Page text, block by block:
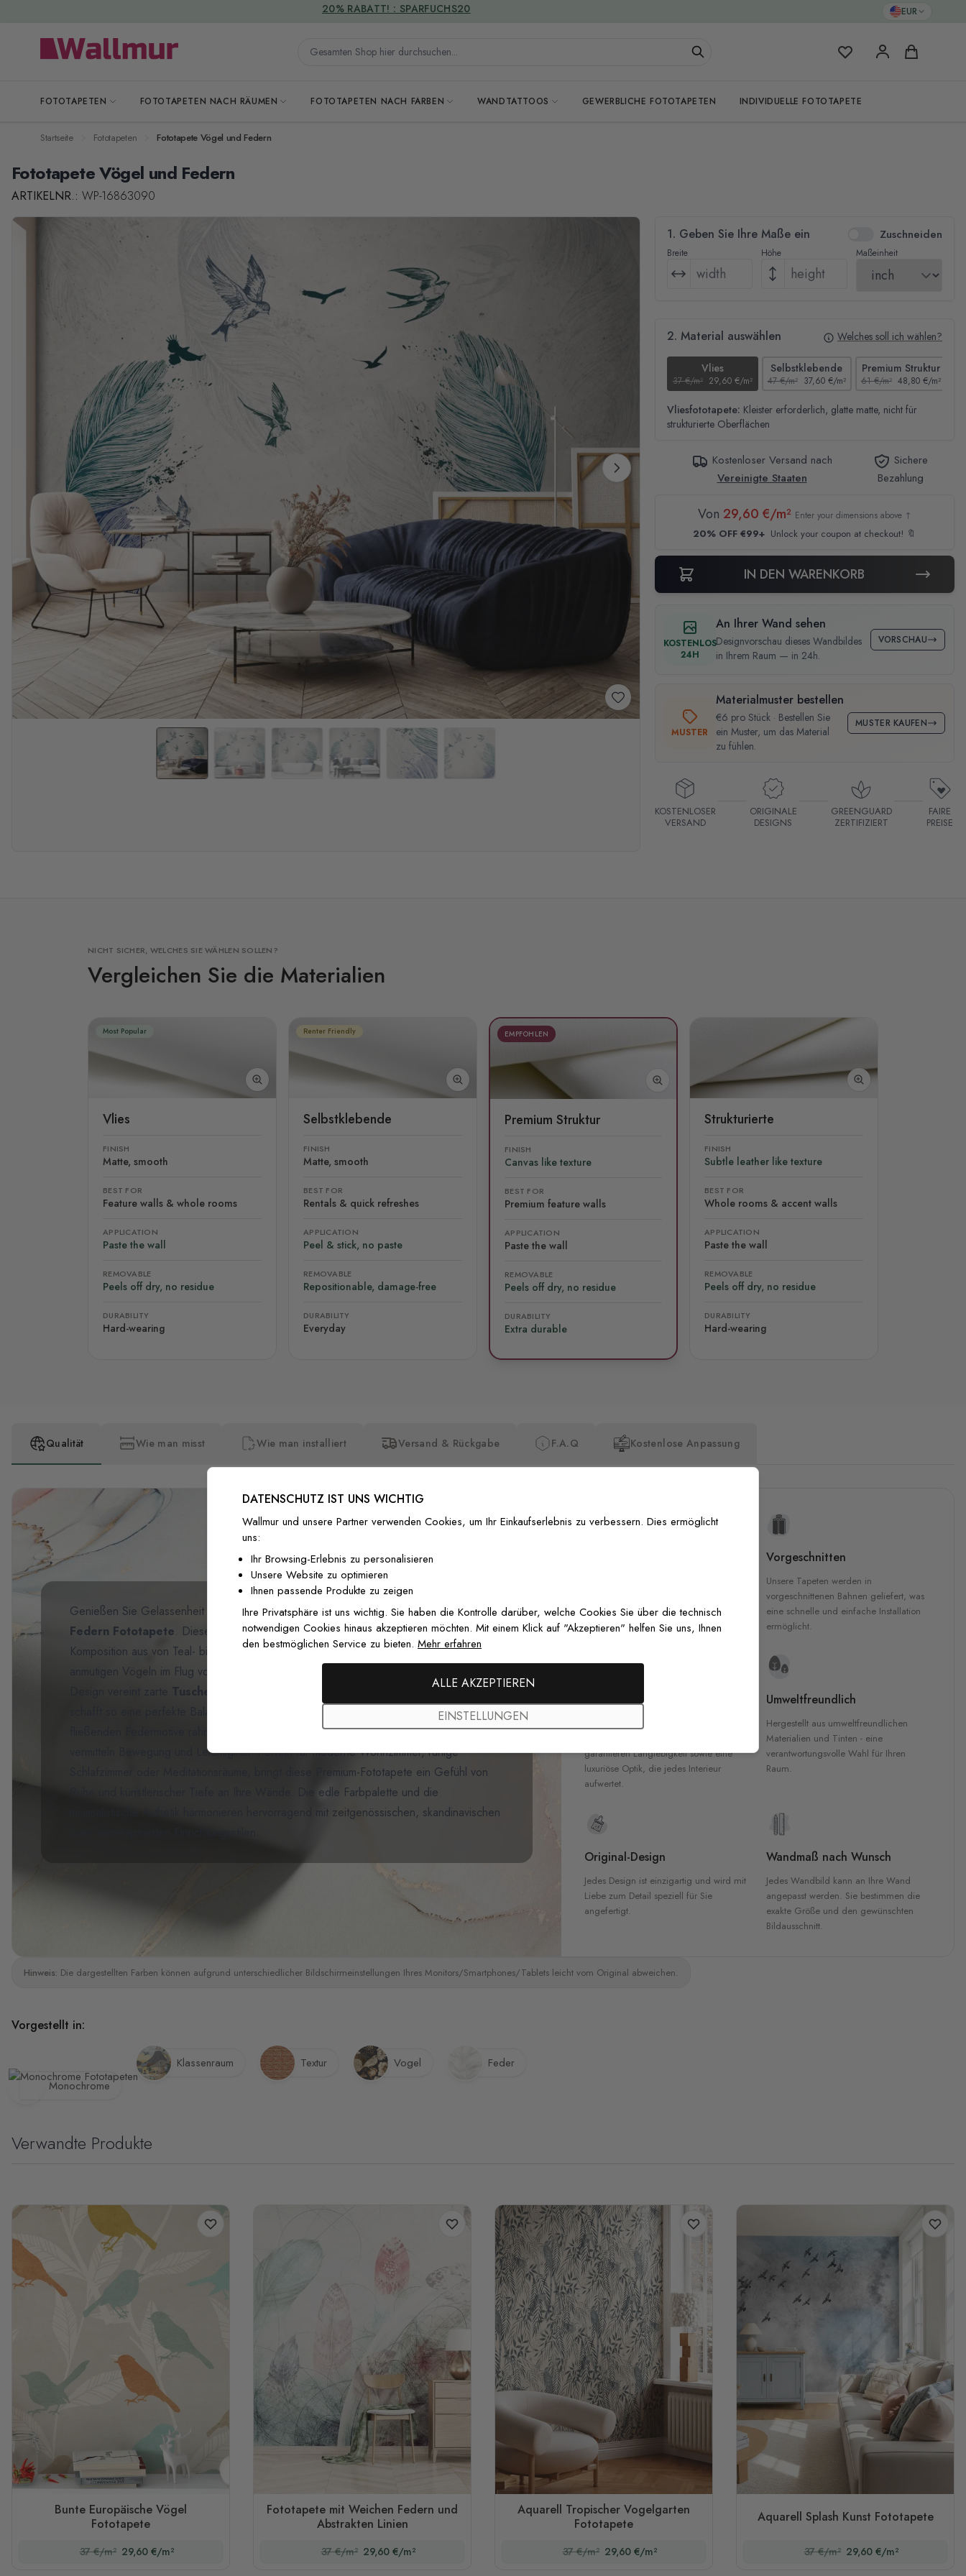
EUR
Gesamten Shop hier durchsuchen... Meine FavoritenWarenkorb
FOTOTAPETEN FOTOTAPETEN NACH RÄUMEN FOTOTAPETEN NACH FARBEN WANDTATTOOS GEWERBLICHE FOTOTAPETEN INDIVIDUELLE FOTOTAPETE
VERSANDKOSTENFREI
Startseite Fototapeten Fototapete Vögel und Federn
Fototapete Vögel und Federn
ARTIKELNR.: WP-16863090
1. Geben Sie Ihre Maße ein Zuschneiden
Breite Höhe Maßeinheit
2. Material auswählen Welches soll ich wählen?
Vlies
37 €/m² 29,60 €/m²
Selbstklebende
47 €/m² 37,60 €/m²
Premium Struktur
61 €/m² 48,80 €/m²
Vliesfototapete: Kleister erforderlich, glatte matte, nicht für
strukturierte Oberflächen
Kostenloser Versand nach
Vereinigte Staaten
Sichere
Bezahlung
Von 29,60 €/m² Enter your dimensions above ↑
20% OFF €99+ Unlock your coupon at checkout! 🔖
IN DEN WARENKORB
KOSTENLOS
24H
An Ihrer Wand sehen
Designvorschau dieses Wandbildes
in Ihrem Raum — in 24h.
VORSCHAU
MUSTER
Materialmuster bestellen
€6 pro Stück · Bestellen Sie
ein Muster, um das Material
zu fühlen.
MUSTER KAUFEN
KOSTENLOSER
VERSAND
ORIGINALE
DESIGNS
GREENGUARD
ZERTIFIZIERT
FAIRE
PREISE
NICHT SICHER, WELCHES SIE WÄHLEN SOLLEN?
Vergleichen Sie die Materialien
Most Popular
Vlies
FINISH
Matte, smooth
BEST FOR
Feature walls & whole rooms
APPLICATION
Paste the wall
REMOVABLE
Peels off dry, no residue
DURABILITY
Hard-wearing
Renter Friendly
Selbstklebende
FINISH
Matte, smooth
BEST FOR
Rentals & quick refreshes
APPLICATION
Peel & stick, no paste
REMOVABLE
Repositionable, damage-free
DURABILITY
Everyday
EMPFOHLEN
Premium Struktur
FINISH
Canvas like texture
BEST FOR
Premium feature walls
APPLICATION
Paste the wall
REMOVABLE
Peels off dry, no residue
DURABILITY
Extra durable
Strukturierte
FINISH
Subtle leather like texture
BEST FOR
Whole rooms & accent walls
APPLICATION
Paste the wall
REMOVABLE
Peels off dry, no residue
DURABILITY
Hard-wearing
Qualität Wie man misst Wie man installiert Versand & Rückgabe F.A.Q Kostenlose Anpassung
Genießen Sie Gelassenheit und künstlerische Raffinesse mit unserer Vögel und
Federn Fototapete. Dieses beeindruckende Wandbild zeigt eine elegante
Komposition aus von Teal- bis Marineblau verlaufenden Federn, kunstvoll kombiniert mit
anmutigen Vögeln im Flug vor einem strukturierten, hellen Hintergrund. Das ätherische
Design vereint zarte Tuschestil-Illustrationen
mit modernen Sprenkeleffekten und
schafft so eine perfekte Balance zwischen Struktur und künstlerischer Freiheit. Die
fließenden Federmotive rahmen den zentralen Raum, in dem Vögel schweben, und
vermitteln Bewegung und Leichtigkeit. Perfekt für moderne Wohnzimmer, ruhige
Schlafzimmer oder Meditationsräume, bringt diese Premium-Fototapete ein Gefühl von
Ruhe und künstlerischer Tiefe an Ihre Wände. Die edle Farbpalette und die
minimalistische Ästhetik harmonieren hervorragend mit zeitgenössischen, skandinavischen
zertifizierten Tinten für garantierte
Sicherheit in Innenräumen.
Vorgeschnitten
Unsere Tapeten werden in
vorgeschnittenen Bahnen geliefert, was
eine schnelle und einfache Installation
ermöglicht.
Hochwertige Materialien
garantieren Langlebigkeit sowie eine
luxuriöse Optik, die jedes Interieur
aufwertet.
Umweltfreundlich
Hergestellt aus umweltfreundlichen
Materialien und Tinten - eine
verantwortungsvolle Wahl für Ihren
Raum.
Original-Design
Jedes Design ist einzigartig und wird mit
Liebe zum Detail speziell für Sie
angefertigt.
Wandmaß nach Wunsch
Jedes Wandbild kann an Ihre Wand
angepasst werden. Sie bestimmen die
exakte Größe und den gewünschten
Bildausschnitt.
Hinweis: Die dargestellten Farben können aufgrund unterschiedlicher Bildschirmeinstellungen Ihres Monitors/Smartphones/Tablets leicht vom Original abweichen.
Vorgestellt in:
Monochrome
Klassenraum Textur Vogel Feder
Verwandte Produkte
Bunte Europäische Vögel
Fototapete
37 €/m² 29,60 €/m²
Fototapete mit Weichen Federn und
Abstrakten Linien
37 €/m² 29,60 €/m²
Aquarell Tropischer Vogelgarten
Fototapete
37 €/m² 29,60 €/m²
Aquarell Splash Kunst Fototapete
37 €/m² 29,60 €/m²
DATENSCHUTZ IST UNS WICHTIG
Wallmur und unsere Partner verwenden Cookies, um Ihr Einkaufserlebnis zu verbessern. Dies ermöglicht
uns:
Ihr Browsing-Erlebnis zu personalisieren
Unsere Website zu optimieren
Ihnen passende Produkte zu zeigen
Ihre Privatsphäre ist uns wichtig. Sie haben die Kontrolle darüber, welche Cookies Sie über die technisch
notwendigen Cookies hinaus akzeptieren möchten. Mit einem Klick auf "Akzeptieren" helfen Sie uns, Ihnen
den bestmöglichen Service zu bieten. Mehr erfahren
ALLE AKZEPTIEREN
EINSTELLUNGEN